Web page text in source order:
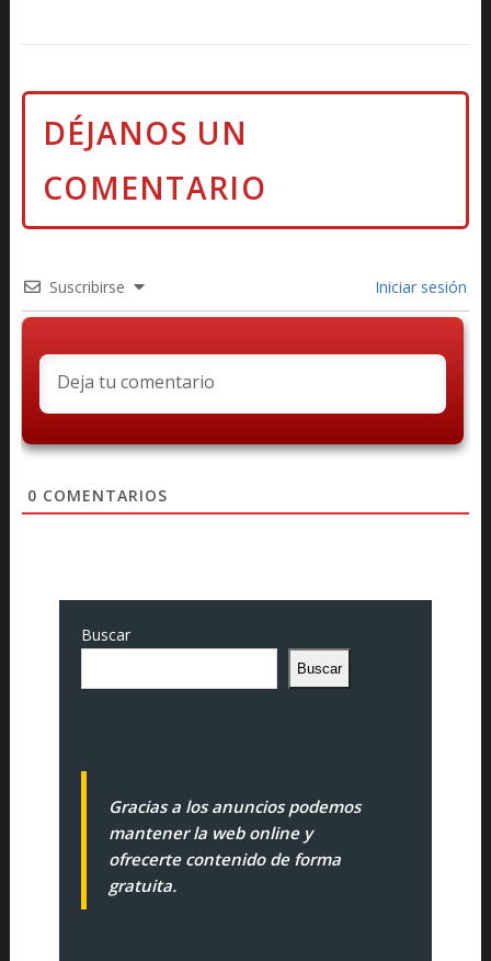
Suscribirse Iniciar sesión
0 COMENTARIOS
Buscar
Buscar
Gracias a los anuncios podemos
mantener la web online y
ofrecerte contenido de forma
gratuita.